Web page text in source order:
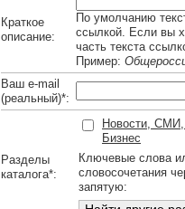
Краткое
описание:
По умолчанию
ссылкой. Если вы
часть текста
Пример:
Ваш e-mail
(реальный)*:
Разделы
каталога*:
Новости,
Бизнес
Ключевые слова
словосочетания
запятую: